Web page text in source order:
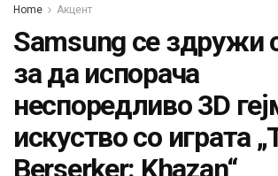
Home Акцент
Samsung се здружи
за да испорача
неспоредливо 3D
искуство со играта
Berserker: Khazan“